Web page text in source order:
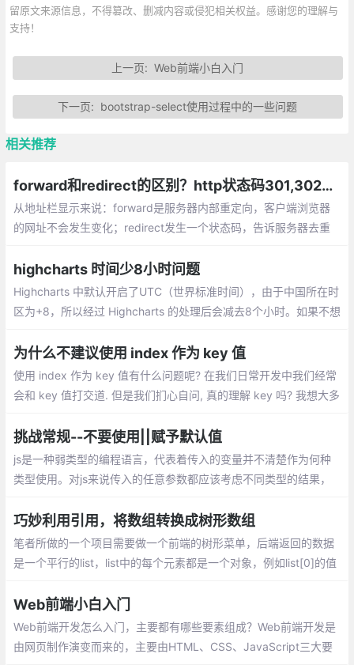
留原文来源信息，不得篡改、删减内容或侵犯相关权益。感谢您的理解与
支持！
上一页:Web前端小白入门
下一页: bootstrap-select使用过程中的一些问题
相关推荐
forward和redirect的区别？http状态码301,302分别代表什么？
从地址栏显示来说：forward是服务器内部重定向，客户端浏览器
的网址不会发生变化；redirect发生一个状态码，告诉服务器去重
同一个request
highcharts 时间少8小时问题
Highcharts 中默认开启了UTC（世界标准时间），由于中国所在时
区为+8，所以经过 Highcharts 的处理后会减去8个小时。如果不想
为什么不建议使用 index 作为 key 值
使用 index 作为 key 值有什么问题呢? 在我们日常开发中我们经常
会和 key 值打交道. 但是我们扪心自问, 真的理解 key 吗? 我想大多
挑战常规--不要使用||赋予默认值
js是一种弱类型的编程语言，代表着传入的变量并不清楚作为何种
类型使用。对js来说传入的任意参数都应该考虑不同类型的结果，
功能完全错误的
巧妙利用引用，将数组转换成树形数组
笔者所做的一个项目需要做一个前端的树形菜单，后端返回的数据
是一个平行的list，list中的每个元素都是一个对象，例如list[0]的值
的菜单可以无限级嵌套
Web前端小白入门
Web前端开发怎么入门，主要都有哪些要素组成？Web前端开发是
由网页制作演变而来的，主要由HTML、CSS、JavaScript三大要